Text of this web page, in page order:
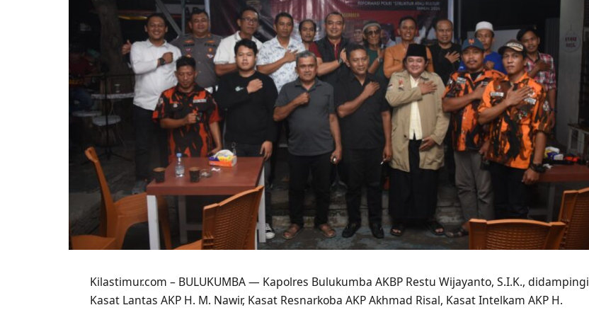
Kilastimur.com – BULUKUMBA — Kapolres Bulukumba AKBP Restu Wijayanto, S.I.K., didampingi
Kasat Lantas AKP H. M. Nawir, Kasat Resnarkoba AKP Akhmad Risal, Kasat Intelkam AKP H.